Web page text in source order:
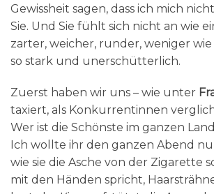
Gewissheit sagen, dass ich mich
Sie. Und Sie fühlt sich nicht an wie
zarter, weicher, runder, weniger
so stark und unerschütterlich.
Zuerst haben wir uns – wie unter
taxiert, als Konkurrentinnen
Wer ist die Schönste im ganzen
Ich wollte ihr den ganzen Abend
wie sie die Asche von der Zigarette
mit den Händen spricht,